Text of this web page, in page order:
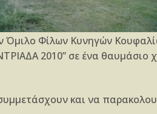
Φίλων Κυνηγών
2010” σε ένα θαυμάσιο
και να